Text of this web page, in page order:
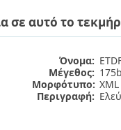
σε αυτό το
Όνομα:
Μέγεθος:
Μορφότυπο: XML
Περιγραφή: